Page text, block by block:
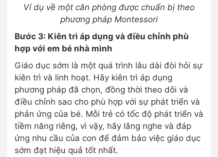
Ví dụ về một căn phòng được chuẩn bị theo
phương pháp Montessori
Bước 3: Kiên trì áp dụng và điều chỉnh phù
hợp với em bé nhà mình
Giáo dục sớm là một quá trình lâu dài đòi hỏi sự
kiên trì và linh hoạt. Hãy kiên trì áp dụng
phương pháp đã chọn, đồng thời theo dõi và
điều chỉnh sao cho phù hợp với sự phát triển và
phản ứng của bé. Mỗi trẻ có tốc độ phát triển và
tiềm năng riêng, vì vậy, hãy lắng nghe và đáp
ứng nhu cầu của con để đảm bảo việc giáo dục
sớm đạt hiệu quả tốt nhất.